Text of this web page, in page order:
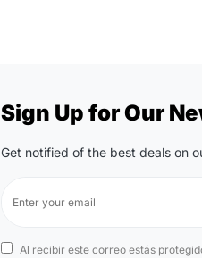
Sign Up for Our
Get notified of the best deals on
Al recibir este correo estás